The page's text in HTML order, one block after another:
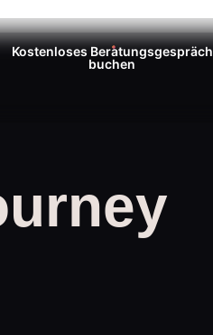
Kostenloses Beratungsgespräch
buchen